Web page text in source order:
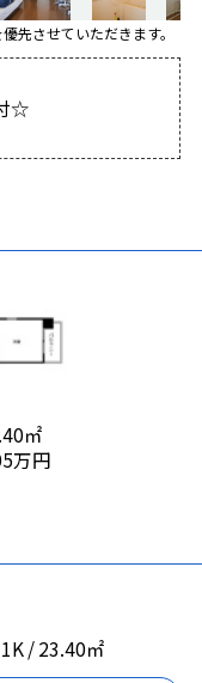
先させていただきます。
☆
㎡
万円
/ 23.40㎡